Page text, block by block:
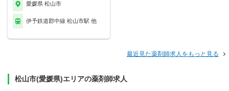
愛媛県 松山市
伊予鉄道郡中線 松山市駅 他
最近見た薬剤師求人をもっと見る
松山市(愛媛県)エリアの薬剤師求人